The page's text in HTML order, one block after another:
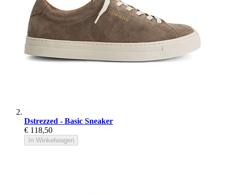
Dstrezzed - Basic Sneaker
€ 118,50
In Winkelwagen